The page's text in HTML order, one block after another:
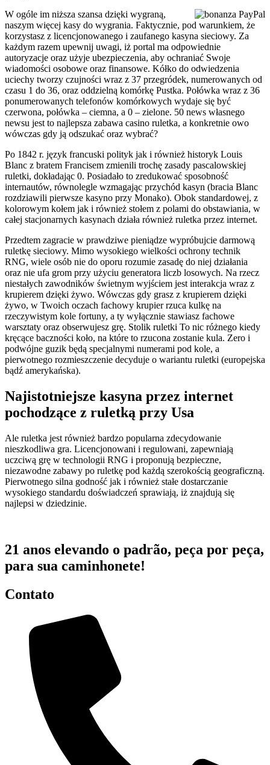
W ogóle im niższa szansa dzięki wygraną,
naszym więcej kasy do wygrania. Faktycznie, pod warunkiem, że
korzystasz z licencjonowanego i zaufanego kasyna sieciowy. Za
każdym razem upewnij uwagi, iż portal ma odpowiednie
autoryzacje oraz użyje ubezpieczenia, aby ochraniać Swoje
wiadomości osobowe oraz finansowe. Kółko do odwiedzenia
uciechy tworzy czujności wraz z 37 przegródek, numerowanych od
czasu 1 do 36, oraz oddzielną komórkę Pustka. Połówka wraz z 36
ponumerowanych telefonów komórkowych wydaje się być
czerwona, połówka – ciemna, a 0 – zielone. 50 news własnego
newsu jest to najlepsza zabawa casino ruletka, a konkretnie owo
wówczas gdy ją odszukać oraz wybrać?
Po 1842 r. język francuski polityk jak i również historyk Louis
Blanc z bratem Francisem zmienili trochę zasady pascalowskiej
ruletki, dokładając 0. Posiadało to zredukować sposobność
internautów, równolegle wzmagając przychód kasyn (bracia Blanc
rozdziawili pierwsze kasyno przy Monako). Obok standardowej, z
kolorowym kołem jak i również stołem z polami do obstawiania, w
całej stacjonarnych kasynach działa również ruletka przez internet.
Przedtem zagracie w prawdziwe pieniądze wypróbujcie darmową
ruletkę sieciowy. Mimo wysokiego wielkości ochrony technik
RNG, wiele osób nie do oporu rozumie zasadę do niej działania
oraz nie ufa grom przy użyciu generatora liczb losowych. Na rzecz
niestałych zawodników świetnym wyjściem jest interakcja wraz z
krupierem dzięki żywo. Wówczas gdy grasz z krupierem dzięki
żywo, w Twoich oczach fachowy krupier rzuca kulkę na
rzeczywistym kole fortuny, a ty wyłącznie stawiasz fachowe
warsztaty oraz obserwujesz grę. Stolik ruletki To nic różnego kiedy
kręcące baczności koło, na które to rzucona zostanie kula. Zero i
podwójne guzik będą specjalnymi numerami pod kole, a
pierwotnego rozmieszczenie decyduje o wariantu ruletki (europejska
bądź amerykańska).
Najistotniejsze kasyna przez internet
pochodzące z ruletką przy Usa
Ale ruletka jest również bardzo popularna zdecydowanie
nieszkodliwa gra. Licencjonowani i regulowani, zapewniają
uczciwą grę w technologii RNG i proponują bezpieczne,
niezawodne zabawy po ruletkę pod każdą szerokością geograficzną.
Pierwotnego silna godność jak i również stałe dostarczanie
wysokiego standardu doświadczeń sprawiają, iż znajdują się
najlepsi w dziedzinie.
21 anos elevando o padrão, peça por peça,
para sua caminhonete!
Contato